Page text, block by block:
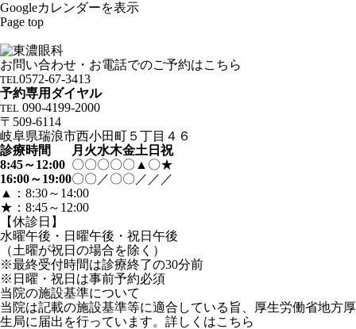
Googleカレンダーを表示
Page top
お問い合わせ・お電話でのご予約はこちら
TEL0572-67-3413
予約専用ダイヤル
TEL 090-4199-2000
〒509-6114
岐阜県瑞浪市西小田町５丁目４６
診療時間
月 火水木金土 日祝
8:45～12:00 〇〇〇〇〇 ▲ 〇★
16:00～19:00〇〇 ／〇〇 ／ ／ ／
▲：8:30～14:00
★：8:45～12:00
【休診日】
水曜午後・日曜午後・祝日午後
（土曜が祝日の場合を除く）
※最終受付時間は診療終了の30分前
※日曜・祝日は事前予約必須
当院の施設基準について
当院は記載の施設基準等に適合している旨、
厚生労働省地方厚
生局に届出を行っています。 詳しくはこちら